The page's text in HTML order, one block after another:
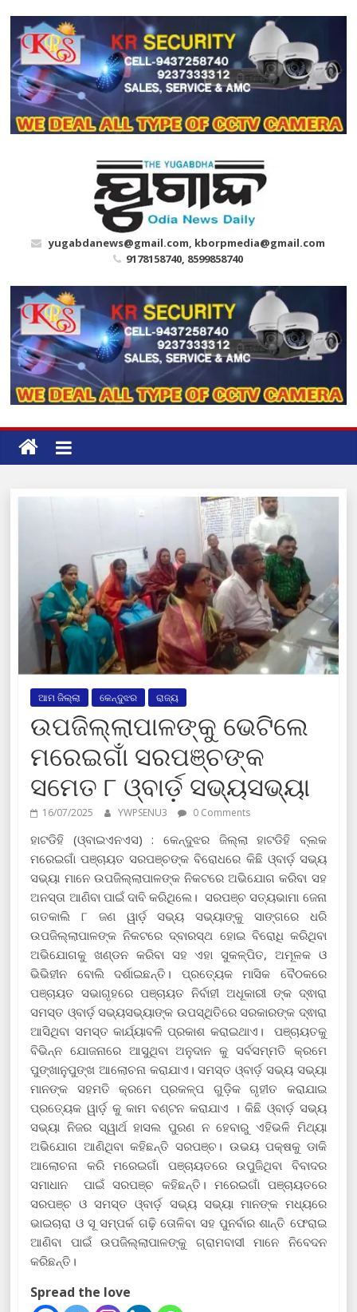
content
yugabdanews@gmail.com, kborpmedia@gmail.com
9178158740, 8599858740
ଆମ ଜିଲ୍ଲା କେନ୍ଦୁଝର ରାଜ୍ୟ
ଉପଜିଲ୍ଲାପାଳଙ୍କୁ ଭେଟିଲେ
ମରେଇଗାଁ ସରପଞ୍ଚଙ୍କ
ସମେତ ୮ ଓ୍ବାର୍ଡ଼ ସଭ୍ୟସଭ୍ୟା
16/07/2025 YWPSENU3 0 Comments
ହାଟଡିହି (ଓ୍ବାଇଏନଏସ) : କେନ୍ଦୁଝର ଜିଲ୍ଲା ହାଟଡିହି ବ୍ଲକ
ମରେଇଗାଁ ପଞ୍ଚାୟତ ସରପଞ୍ଚଙ୍କ ବିରୋଧରେ କିଛି ଓ୍ବାର୍ଡ଼ ସଭ୍ୟ
ସଭ୍ୟା ମାନେ ଉପଜିଲ୍ଲାପାଳଙ୍କ ନିକଟରେ ଅଭିଯୋଗ କରିବା ସହ
ଅନସ୍ତା ଆଣିବା ପାଇଁ ଦାବି କରିଥିଲେ। ସରପଞ୍ଚ ସତ୍ୟଭାମା ଜେନା
ଗତକାଲି ୮ ଜଣ ୱାର୍ଡ଼ ସଭ୍ୟ ସଭ୍ୟାଙ୍କୁ ସାଙ୍ଗରେ ଧରି
ଉପଜିଲ୍ଲାପାଳଙ୍କ ନିକଟରେ ଦ୍ବାରସ୍ଥ ହୋଇ ବିରୋଧି କରିଥିବା
ଅଭିଯୋଗକୁ ଖଣ୍ଡନ କରିବା ସହ ଏହା ସୁକଳ୍ପିତ, ଅମୂଳକ ଓ
ଭିଭିହୀନ ବୋଲି ଦର୍ଶାଇଛନ୍ତି। ପ୍ରତ୍ୟେକ ମାସିକ ବୈଠକରେ
ପଞ୍ଚାୟତ ସଭାଗୃହରେ ପଞ୍ଚାୟତ ନିର୍ବାହୀ ଅଧୂକାରୀ ଙ୍କ ଦ୍ଵାରା
ସମସ୍ତ ଓ୍ବାର୍ଡ଼ ସଭ୍ୟସଭ୍ୟାଙ୍କ ଉପସ୍ଥିତିରେ ସରକାରଙ୍କ ଦ୍ଵାରା
ଆସିଥିବା ସମସ୍ତ କାର୍ଯ୍ୟାବଳି ପ୍ରକାଶ କରାଇଥାଏ। ପଞ୍ଚାୟତକୁ
ବିଭିନ୍ନ ଯୋଜନାରେ ଆସୁଥିବା ଅନୁଦାନ କୁ ସର୍ବସମ୍ମତି କ୍ରମେ
ପୁଙ୍ଖାନୁପୁଙ୍ଖ ଆଲୋଚନା କରାଯାଏ। ସମସ୍ତ ଓ୍ବାର୍ଡ଼ ସଭ୍ୟ ସଭ୍ୟା
ମାନଙ୍କ ସହମତି କ୍ରମେ ପ୍ରକଳ୍ପ ଗୁଡ଼ିକ ଗୃହୀତ କରାଯାଇ
ପ୍ରତ୍ୟେକ ୱାର୍ଡ଼ କୁ କାମ ବଣ୍ଟନ କରାଯାଏ । କିଛି ଓ୍ବାର୍ଡ଼ ସଭ୍ୟ
ସଭ୍ୟା ନିଜର ସ୍ୱାର୍ଥ ହାସଲ ପୁରଣ ନ ହେବାରୁ ଏହିଭଳି ମିଥ୍ୟା
ଅଭିଯୋଗ ଆଣିଥିବା କହିଛନ୍ତି ସରପଞ୍ଚ। ଉଭୟ ପକ୍ଷକୁ ଡାକି
ଆଲୋଚନା କରି ମରେଇଗାଁ ପଞ୍ଚାୟତରେ ଉପୁଜିଥିବା ବିବାଦର
ସମାଧାନ ପାଇଁ ସରପଞ୍ଚ କହିଛନ୍ତି। ମରେଇଗାଁ ପଞ୍ଚାୟତରେ
ସରପଞ୍ଚ ଓ ସମସ୍ତ ଓ୍ବାର୍ଡ଼ ସଭ୍ୟ ସଭ୍ୟା ମାନଙ୍କ ମଧ୍ୟରେ
ଭାଇଚାରା ଓ ସୂ ସମ୍ପର୍କ ଗଢ଼ି ତୋଳିବା ସହ ପୁନର୍ବାର ଶାନ୍ତି ଫେରାଇ
ଆଣିବା ପାଇଁ ଉପଜିଲ୍ଲାପାଳଙ୍କୁ ଗ୍ରାମବାସୀ ମାନେ ନିବେଦନ
କରିଛନ୍ତି।
Spread the love